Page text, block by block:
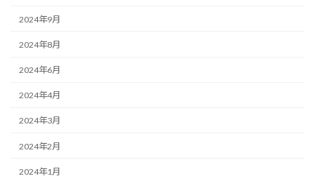
2024年9月
2024年8月
2024年6月
2024年4月
2024年3月
2024年2月
2024年1月